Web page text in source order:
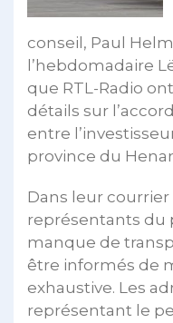
conseil, Paul
l’hebdomadaire
que RTL-Radio
détails sur
entre
province du
Dans leur
représentants du
manque de
être informés de
exhaustive. Les
représentant le